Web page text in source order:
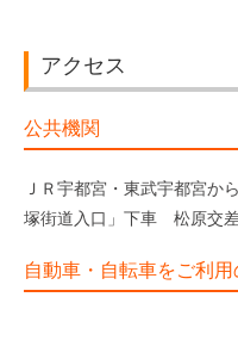
アクセス
公共機関
ＪＲ宇都宮・東武宇都宮か
塚街道入口」下車 松原交
自動車・自転車をご利用